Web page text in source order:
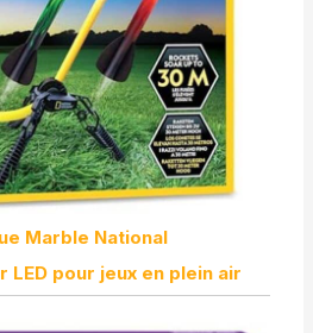
Marble National
LED pour jeux en plein air